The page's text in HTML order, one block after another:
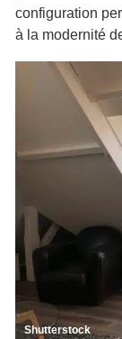
configuration
à la modernité
Shutterstock